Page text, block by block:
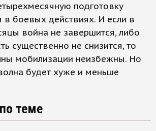
подготовку
в боевых действиях. И если в
война не завершится, либо
существенно не снизится, то
мобилизации неизбежны. Но
будет хуже и меньше
теме